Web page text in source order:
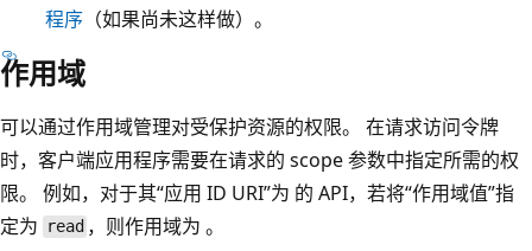
程序 （如果尚未这样做）。
作用域
可以通过作用域管理对受保护资源的权限。 在请求访问令牌
时，客户端应用程序需要在请求的 scope 参数中指定所需的权
限。 例如，对于其“应用 ID URI”为 的 API，若将“作用域值”指
定为
read ，则作用域为。